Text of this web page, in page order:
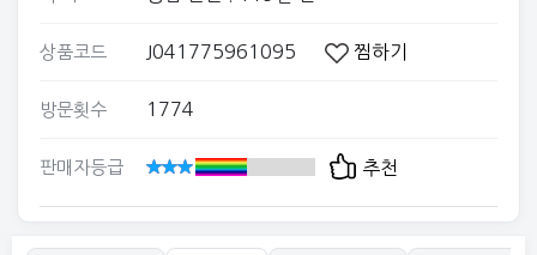
상품코드 J041775961095 찜하기
방문횟수 1774
판매자등급 추천